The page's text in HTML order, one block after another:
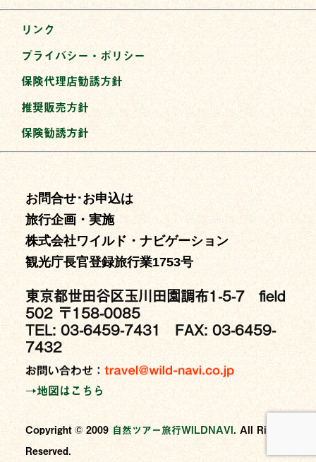
リンク
プライバシー・ポリシー
保険代理店勧誘方針
推奨販売方針
保険勧誘方針
お問合せ･お申込は
旅行企画・実施
株式会社ワイルド・ナビゲーション
観光庁長官登録旅行業1753号
東京都世田谷区玉川田園調布1-5-7 field
502 〒158-0085
TEL: 03-6459-7431 FAX: 03-6459-
7432
→地図はこちら
Copyright © 2009⾃然ツアー旅⾏WILDNAVI. All Rights
Reserved.